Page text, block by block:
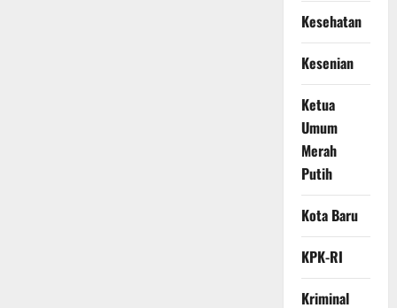
Kesehatan
Kesenian
Ketua
Umum
Merah
Putih
Kota Baru
KPK-RI
Kriminal